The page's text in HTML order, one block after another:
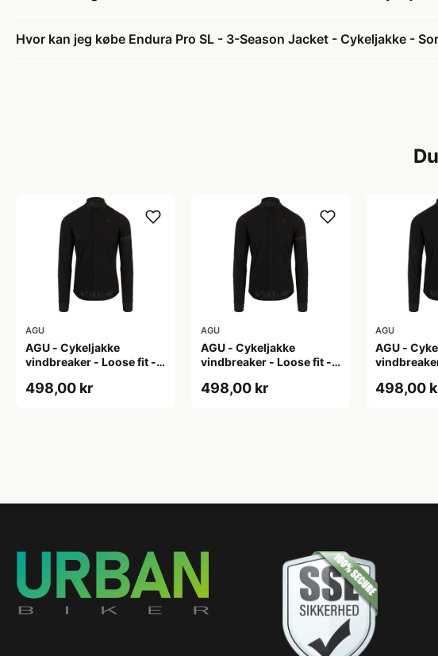
Hvor kan jeg købe Endura Pro SL - 3-Season Jacket - Cykeljakke -
AGU
AGU - Cykeljakke
vindbreaker - Loose fit -
498,00 kr
AGU
AGU - Cykeljakke
vindbreaker - Loose fit -
498,00 kr
AGU
AGU -
498,00